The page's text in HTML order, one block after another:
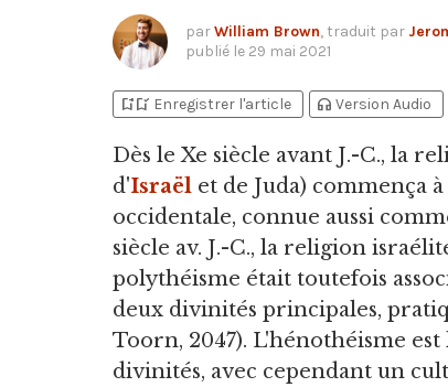
parWilliam Brown, traduit par
publié le 29 mai 2021
bookmark_addbookmark_added Enregistrer l'article headphones Version Audio
Dès le Xe siècle avant J.-C., la
d'Israël et de Juda) commença
occidentale, connue aussi
siècle av. J.-C., la religion
polythéisme était toutefois
deux divinités principales,
Toorn, 2047). L'hénothéisme
divinités, avec cependant un